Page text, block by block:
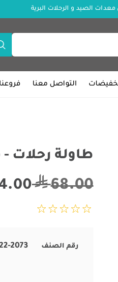
التواصل معنا فروعنا
طاولة رحلات -
68.00
رقم الصنف 2073